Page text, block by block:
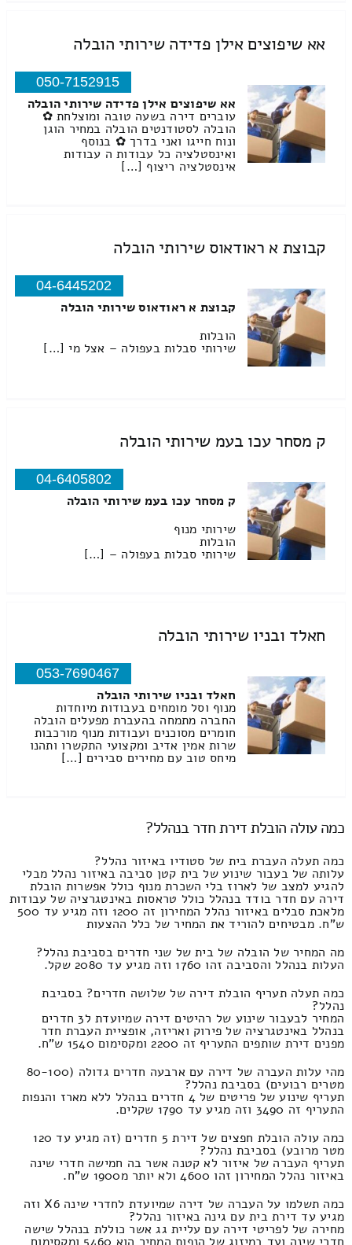
אא שיפוצים אילן פדידה שירותי הובלה
050-7152915
אא שיפוצים אילן פדידה שירותי הובלה
עוברים דירה בשעה טובה ומוצלחת ✿
הובלה לסטודנטים הובלה במחיר הוגן
ונוח חייגו ואני בדרך ✿ בנוסף
ואינסטלציה כל עבודות ה עבודות
אינסטלציה ריצוף […]
קבוצת א ראודאוס שירותי הובלה
04-6445202
קבוצת א ראודאוס שירותי הובלה
הובלות
שירותי סבלות בעפולה – אצל מי […]
ק מסחר עכו בעמ שירותי הובלה
04-6405802
ק מסחר עכו בעמ שירותי הובלה
שירותי מנוף
הובלות
שירותי סבלות בעפולה – […]
חאלד ובניו שירותי הובלה
053-7690467
חאלד ובניו שירותי הובלה
מנוף וסל מומחים בעבודות מיוחדות
החברה מתמחה בהעברת מפעלים הובלה
חומרים מסוכנים ועבודות מנוף מורכבות
שרות אמין אדיב ומקצועי התקשרו ותהנו
מיחס טוב עם מחירים סבירים […]
כמה עולה הובלת דירת חדר בנהלל?
כמה תעלה העברת בית של סטודיו באיזור נהלל?
עלותה של בעבור שינוע של בית קטן סביבה באיזור נהלל מבלי
להגיע למצב של לארוז בלי השכרת מנוף כולל אפשרות הובלת
דירה עם חדר בודד בנהלל כולל טראסות באינטגרציה של עבודות
מלאכת סבלים באיזור נהלל המחירון זה 1200 וזה מגיע עד 500
ש"ח. מבטיחים להוריד את המחיר של כלל ההצעות
מה המחיר של הובלה של בית של שני חדרים בסביבת נהלל?
העלות בנהלל והסביבה זהו 1760 וזה מגיע עד 2080 שקל.
כמה תעלה תעריף הובלת דירה של שלושה חדרים? בסביבת
נהלל?
המחיר לבעבור שינוע של רהיטים דירה שמיועדת ל3 חדרים
בנהלל באינטגרציה של פירוק ואריזה, אופציית העברת חדר
מפנים דירת שותפים התעריף זה 2200 ומקסימום 1540 ש"ח.
מהי עלות העברה של דירה עם ארבעה חדרים גדולה (80-100
מטרים רבועים) בסביבת נהלל?
תעריף שינוע של פריטים של 4 חדרים בנהלל ללא מארז והנפות
התעריף זה 3490 וזה מגיע עד 1790 שקלים.
כמה עולה הובלת חפצים של דירת 5 חדרים (זה מגיע עד 120
מטר מרובע) בסביבת נהלל?
תעריף העברה של איזור לא קטנה אשר בה חמישה חדרי שינה
באיזור נהלל המחירון זהו 4600 ולא יותר מ1900 ש"ח.
כמה תשלמו על העברה של דירה שמיועדת לחדרי שינה X6 וזה
מגיע עד דירת בית עם גינה באיזור נהלל?
מחירה של לפריטי דירה עם עליית גג אשר כוללת בנהלל שישה